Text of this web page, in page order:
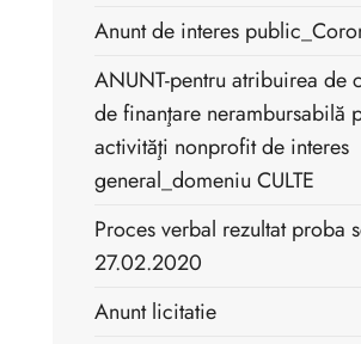
Anunt de interes
ANUNT-pentru atribuirea de
de finanţare nerambursabilă
activităţi nonprofit de interes
general_domeniu CULTE
Proces verbal rezultat proba
27.02.2020
Anunt licitatie